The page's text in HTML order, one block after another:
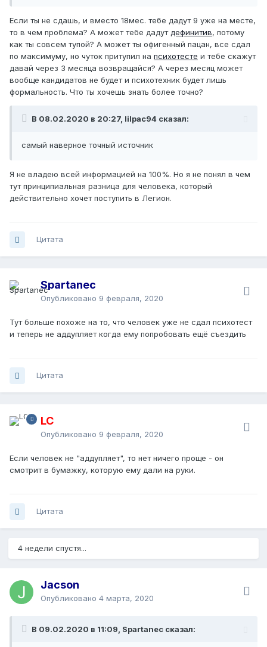
Если ты не сдашь, и вместо 18мес. тебе дадут 9 уже на месте,
то в чем проблема? А может тебе дадутдефинитив, потому
как ты совсем тупой? А может ты офигенный пацан, все сдал
по максимуму, но чуток притупил на психотесте и тебе скажут
давай через 3 месяца возвращайся? А через месяц может
вообще кандидатов не будет и психотехник будет лишь
формальность. Что ты хочешь знать более точно?
В 08.02.2020 в 20:27, lilpac94 сказал:
самый наверное точный источник
Я не владею всей информацией на 100%. Но я не понял в чем
тут принципиальная разница для человека, который
действительно хочет поступить в Легион.
Цитата
Spartanec
Опубликовано 9 февраля, 2020
Тут больше похоже на то, что человек уже не сдал психотест
и теперь не аддупляет когда ему попробовать ещё съездить
Цитата
LC
Опубликовано 9 февраля, 2020
Если человек не "аддупляет", то нет ничего проще - он
смотрит в бумажку, которую ему дали на руки.
Цитата
4 недели спустя...
Jacson
Опубликовано 4 марта, 2020
В 09.02.2020 в 11:09, Spartanec сказал: